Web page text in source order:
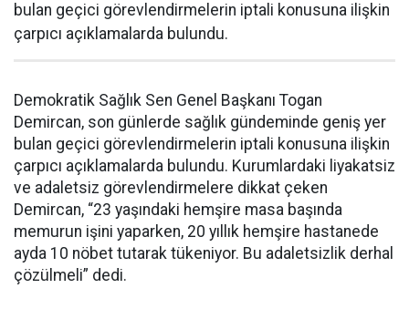
bulan geçici görevlendirmelerin iptali konusuna ilişkin
çarpıcı açıklamalarda bulundu.
Demokratik Sağlık Sen Genel Başkanı Togan
Demircan, son günlerde sağlık gündeminde geniş yer
bulan geçici görevlendirmelerin iptali konusuna ilişkin
çarpıcı açıklamalarda bulundu. Kurumlardaki liyakatsiz
ve adaletsiz görevlendirmelere dikkat çeken
Demircan, “23 yaşındaki hemşire masa başında
memurun işini yaparken, 20 yıllık hemşire hastanede
ayda 10 nöbet tutarak tükeniyor. Bu adaletsizlik derhal
çözülmeli” dedi.